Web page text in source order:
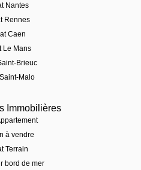
Nantes
Rennes
Caen
Le Mans
Brieuc
Malo
Immobilières
à vendre
Terrain
bord de mer